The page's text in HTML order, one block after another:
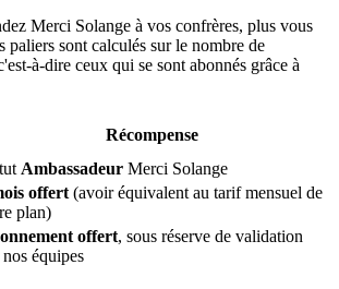
Merci Solange à vos confrères, plus vous
paliers sont calculés sur le nombre de
à-dire ceux qui se sont abonnés grâce à
Récompense
Ambassadeur Merci Solange
offert (avoir équivalent au tarif mensuel de
plan)
offert, sous réserve de validation
équipes